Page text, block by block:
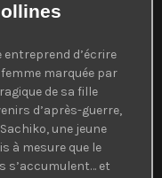
entreprend d’écrire
marquée par
de sa fille
d’après-guerre,
une jeune
à mesure que le
s’accumulent… et